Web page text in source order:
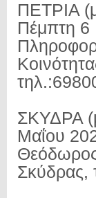
ΠΕΤΡΙΑ
Πέμπτη 6
ΣΚΥΔΡΑ
Μαΐου
Σκύδρας,